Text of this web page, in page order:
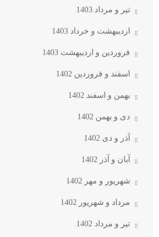
تیر و مرداد 1403
اردیبهشت و خرداد 1403
فروردین و اردیبهشت 1403
اسفند و فروردین 1402
بهمن و اسفند 1402
دی و بهمن 1402
آذر و دی 1402
آبان و آذر 1402
شهریور و مهر 1402
مرداد و شهریور 1402
تیر و مرداد 1402